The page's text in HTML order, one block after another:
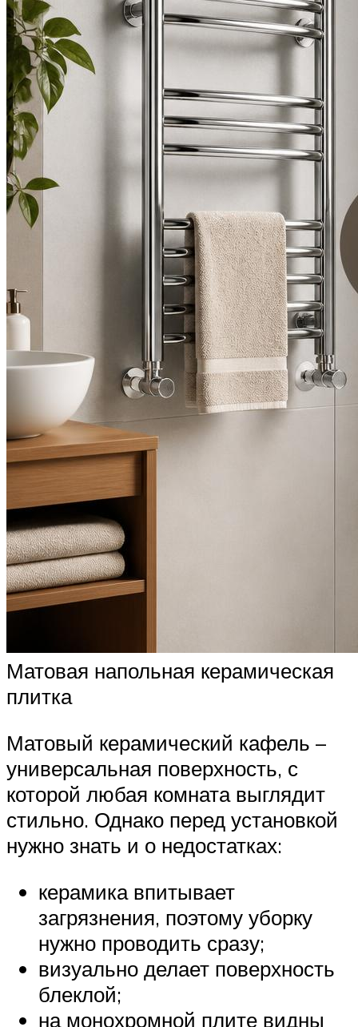
Матовая напольная керамическая
плитка
Матовый керамический кафель –
универсальная поверхность, с
которой любая комната выглядит
стильно. Однако перед установкой
нужно знать и о недостатках:
керамика впитывает
загрязнения, поэтому уборку
нужно проводить сразу;
визуально делает поверхность
блеклой;
на монохромной плите видны